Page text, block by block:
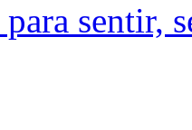
sentir,